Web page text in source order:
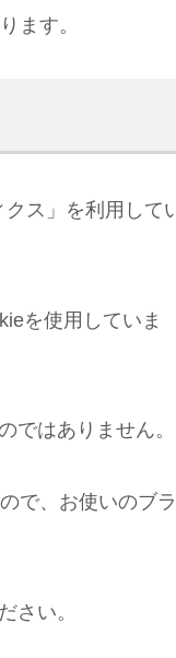
ます。
ス」を利用して
を使用していま
ではありません。
で、お使いのブラ
さい。